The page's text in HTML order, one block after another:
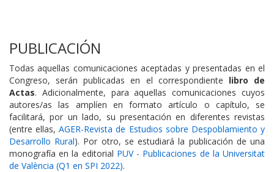
PUBLICACIÓN
Todas aquellas comunicaciones aceptadas y presentadas en el
Congreso, serán publicadas en el correspondiente libro de
Actas. Adicionalmente, para aquellas comunicaciones cuyos
autores/as las amplíen en formato artículo o capítulo, se
facilitará, por un lado, su presentación en diferentes revistas
(entre ellas,AGER-Revista de Estudios sobre Despoblamiento y
Desarrollo Rural). Por otro, se estudiará la publicación de una
monografía en la editorial PUV - Publicaciones de la Universitat
de València (Q1 en SPI 2022).